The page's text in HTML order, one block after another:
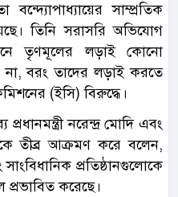
বন্দ্যোপাধ্যায়ের সাম্প্রতিক
তিনি সরাসরি অভিযোগ
তৃণমূলের লড়াই কোনো
না, বরং তাদের লড়াই করতে
(ইসি) বিরুদ্ধে।
নরেন্দ্র মোদি এবং
তীব্র আক্রমণ করে বলেন,
সাংবিধানিক প্রতিষ্ঠানগুলোকে
প্রভাবিত করেছে।